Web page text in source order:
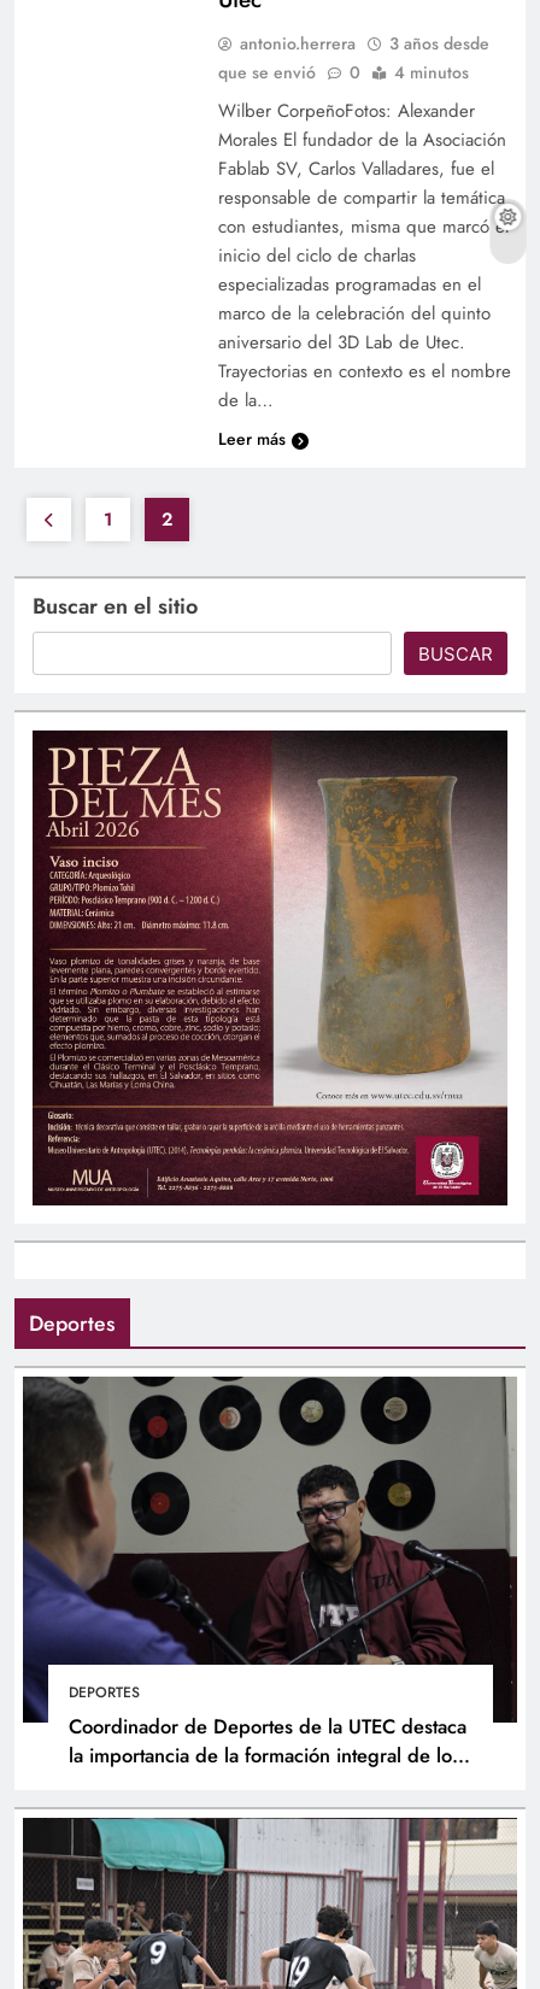
antonio.herrera
3 años desde
que se envió
0 4 minutos
Wilber CorpeñoFotos: Alexander
Morales El fundador de la Asociación
Fablab SV, Carlos Valladares, fue el
responsable de compartir la temática
con estudiantes, misma que marcó el
inicio del ciclo de charlas
especializadas programadas en el
marco de la celebración del quinto
aniversario del 3D Lab de Utec.
Trayectorias en contexto es el nombre
de la…
Leer más
1 2
Buscar en el sitio
BUSCAR
Deportes
DEPORTES
Coordinador de Deportes de la UTEC destaca
la importancia de la formación integral de los